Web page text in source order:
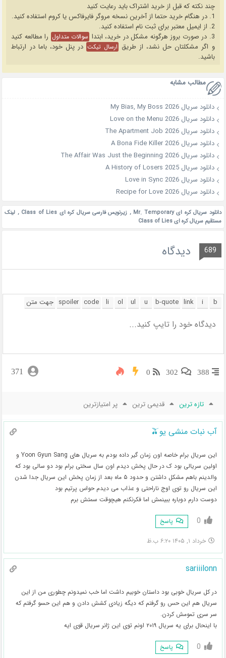
چند نکته که قبل از خرید اشتراک باید رعایت کنید
1. در هنگام خرید حتما از آخرین نسخه مروگر فایرفاکس یا کروم استفاده کنید.
2. از ایمیل معتبر برای ثبت نام استفاده کنید.
3. در صورت بروز هرگونه مشکل در خرید، ابتدا
سوالات متداول را مطالعه کنید
و اگر مشکلتان حل نشد، از طریق ارسال تیکت در پنل خود، باما در ارتباط
باشید.
مطالب مشابه
دانلود سریال My Bias, My Boss 2026
دانلود سریال Love on the Menu 2026
دانلود سریال The Apartment Job 2026
دانلود سریال A Bona Fide Killer 2026
دانلود سریال The Affair Was Just the Beginning 2026
دانلود سریال A History of Losers 2025
دانلود سریال Love in Sync 2026
دانلود سریال Recipe for Love 2026
دانلود سریال کره ای Mr. Temporary , زیرنویس فارسی سریال کره ای Class of Lies , لینک
مستقیم سریال کره ای Class of Lies
689 دیدگاه
388
302
0
371
تازه ترین قدیمی ترین پر امتیازترین
آب نبات منشی یو🫒
این سریال برام خاصه اون زمان گیر داده بودم به سریال های Yoon Gyun Sang و
اولین سریالی بود ک در حال پخش دیدم اون سال سختی برام بود دو سالی بود که
والدینم باهم مشکل داشتن و حدود ۵ ماه بعد از زمان پخش این سریال جدا شدن
این سریال رو توی اوج ناراحتی و عذاب می دیدم حواس پرتیم بود
دوست دارم دوباره ببینمش اما فکرنکنم هیچوقت سمتش برم
0 پاسخ
خرداد ۱, ۱۴۰۵ ۶:۲۰ ب.ظ
sariiilonn
در کل سریال خوبی بود داستان خوبیم داشت اما خب نمیدونم چطوری من از این
سریال هم این حس رو گرفتم که دیگه زیادی کشش دادن و هم این حسو گرفتم که
سر سری تمومش کردن.
با اینحال برای یه سریال ۲۰۱۹ اونم توی این ژانر سریال قوی ایه
0 پاسخ